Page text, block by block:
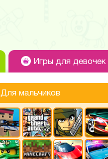
Игры для девочек
Для мальчиков